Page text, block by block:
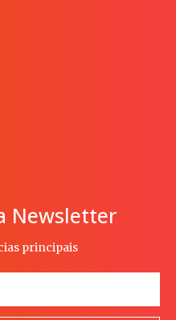
Newsletter
principais